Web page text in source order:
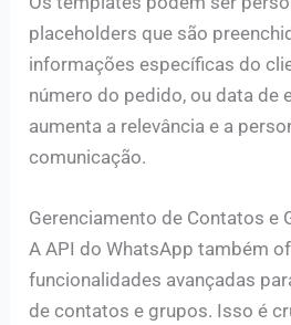
placeholders que são
informações específicas do
número do pedido, ou data de
aumenta a relevância e a
comunicação.
Gerenciamento de Contatos e
A API do WhatsApp também
funcionalidades avançadas
de contatos e grupos. Isso é